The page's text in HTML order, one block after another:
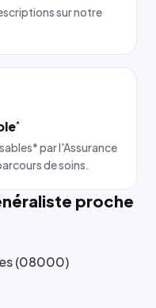
sur notre
*
par l'Assurance
de soins.
proche
(08000)